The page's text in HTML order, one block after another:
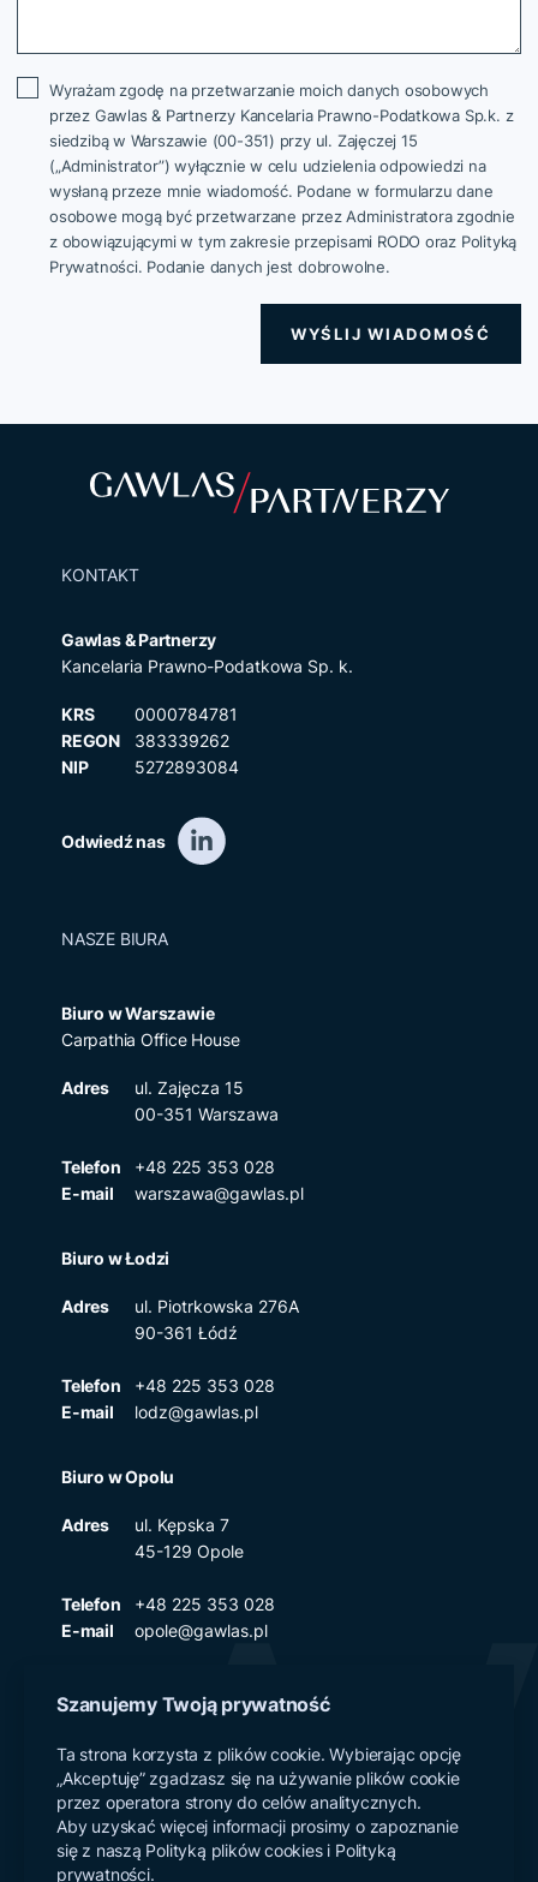
Szanujemy Twoją prywatność
Ta strona korzysta z plików cookie. Wybierając opcję
„Akceptuję” zgadzasz się na używanie plików cookie
przez operatora strony do celów analitycznych.
Aby uzyskać więcej informacji prosimy o zapoznanie
się z naszą Polityką plików cookies i Polityką
prywatności.
Wyrażam zgodę na przetwarzanie moich danych osobowych
przez Gawlas & Partnerzy Kancelaria Prawno-Podatkowa Sp.k. z
siedzibą w Warszawie (00-351) przy ul. Zajęczej 15
(„Administrator”) wyłącznie w celu udzielenia odpowiedzi na
wysłaną przeze mnie wiadomość. Podane w formularzu dane
osobowe mogą być przetwarzane przez Administratora zgodnie
z obowiązującymi w tym zakresie przepisami RODO oraz Polityką
Prywatności. Podanie danych jest dobrowolne.
WYŚLIJ WIADOMOŚĆ
KONTAKT
Gawlas & Partnerzy
Kancelaria Prawno-Podatkowa Sp. k.
KRS
0000784781
REGON
383339262
NIP
5272893084
Odwiedź nas
NASZE BIURA
Biuro w Warszawie
Carpathia Office House
Adres
ul. Zajęcza 15
00-351 Warszawa
Telefon
+48 225 353 028
E-mail
warszawa@gawlas.pl
Biuro w Łodzi
Adres
ul. Piotrkowska 276A
90-361 Łódź
Telefon
+48 225 353 028
E-mail
lodz@gawlas.pl
Biuro w Opolu
Adres
ul. Kępska 7
45-129 Opole
Telefon
+48 225 353 028
E-mail
opole@gawlas.pl
Polityka prywatności
Klauzule informacyjne RODO
Polityka plików cookies